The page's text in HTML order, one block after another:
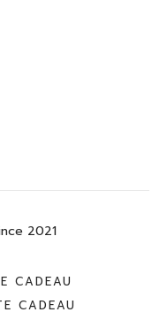
2021
CADEAU
CADEAU